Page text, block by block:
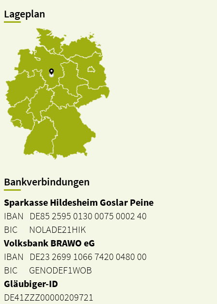
Lageplan
Bankverbindungen
Sparkasse Hildesheim Goslar Peine
IBAN DE85 2595 0130 0075 0002 40
BIC NOLADE21HIK
Volksbank BRAWO eG
IBAN DE23 2699 1066 7420 0480 00
BIC GENODEF1WOB
Gläubiger-ID
DE41ZZZ00000209721